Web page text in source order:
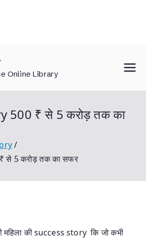
Online Library
500 ₹ से 5 करोड़ तक का
से 5 करोड़ तक का सफर
की success story कि जो कभी